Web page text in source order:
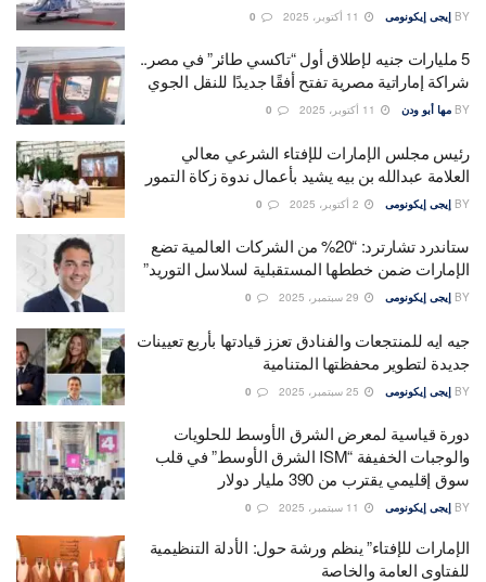
BY إيجى إيكونومى
5 مليارات جنيه لإطلاق أول “تاكسي طائر” في مصر..
شراكة إماراتية مصرية تفتح أفقًا جديدًا للنقل الجوي
BY مها أبو ودن
رئيس مجلس الإمارات للإفتاء الشرعي معالي
العلامة عبدالله بن بيه يشيد بأعمال ندوة زكاة التمور
BY إيجى إيكونومى
ستاندرد تشارترد: “20% من الشركات العالمية تضع
الإمارات ضمن خططها المستقبلية لسلاسل التوريد”
BY إيجى إيكونومى
جيه ايه للمنتجعات والفنادق تعزز قيادتها بأربع تعيينات
جديدة لتطوير محفظتها المتنامية
BY إيجى إيكونومى
دورة قياسية لمعرض الشرق الأوسط للحلويات
والوجبات الخفيفة “ISM الشرق الأوسط” في قلب
سوق إقليمي يقترب من 390 مليار دولار
BY إيجى إيكونومى
الإمارات للإفتاء” ينظم ورشة حول: الأدلة التنظيمية
للفتاوى العامة والخاصة